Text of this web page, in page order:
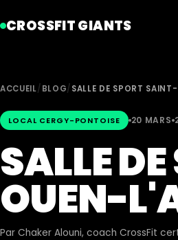
CROSSFIT GIANTS
ACCUEIL/ BLOG/ SALLE DE SPORT
LOCAL CERGY-PONTOISE 20 MARS
SALLE
OUEN-
Par Chaker Alouni, coach CrossFit